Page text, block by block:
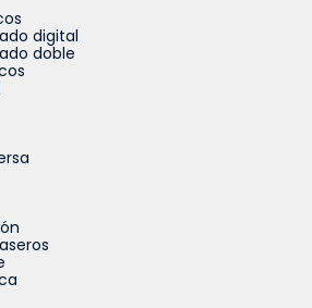
digital
doble